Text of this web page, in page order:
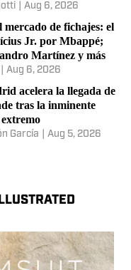
Aug 6, 2026
mercado de fichajes: el
Jr. por Mbappé;
Martínez y más
Aug 6, 2026
acelera la llegada de
tras la inminente
García Aug 5, 2026